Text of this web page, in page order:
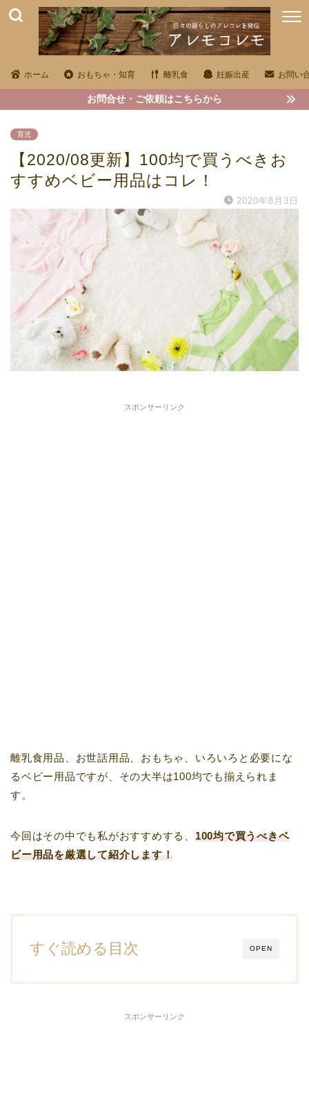
ホーム おもちゃ・知育 離乳食 妊娠出産 お問い
お問合せ・ご依頼はこちらから
育児
【2020/08更新】100均で買うべきお
すすめベビー用品はコレ！
2020年8月3日
スポンサーリンク
離乳食用品、お世話用品、おもちゃ、いろいろと必要にな
るベビー用品ですが、その大半は100均でも揃えられま
す。
今回はその中でも私がおすすめする、 100均で買うべきベ
ビー用品を厳選して紹介します！
OPEN
すぐ読める目次
スポンサーリンク